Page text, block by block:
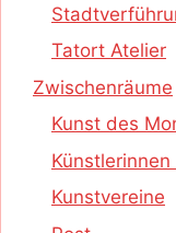
Tatort Atelier
Zwischenräume
Kunst des
Kunstvereine